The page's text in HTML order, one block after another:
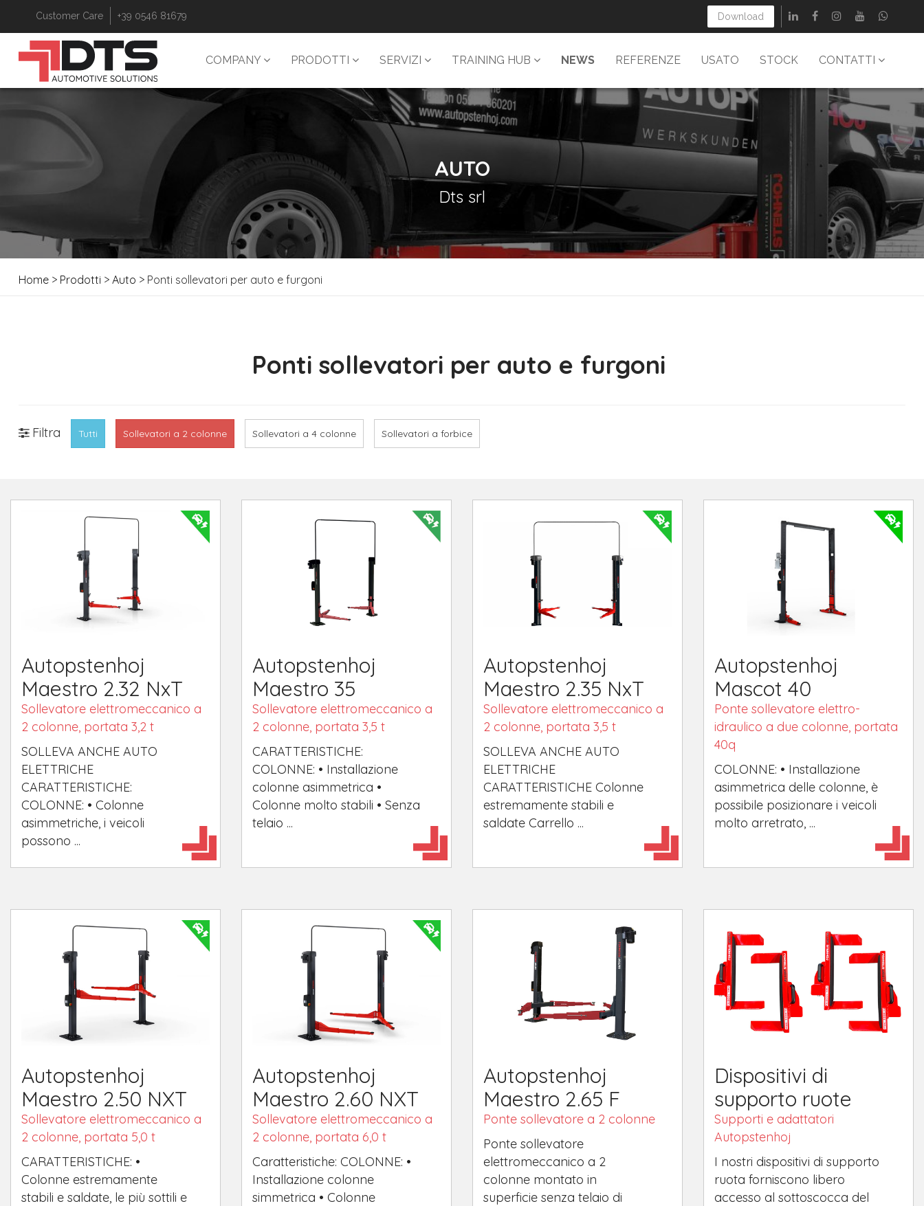
Customer Care +39 0546 81679 Download
COMPANY PRODOTTI SERVIZI TRAINING HUB NEWS REFERENZE USATO STOCK CONTATTI
AUTO
Dts srl
Home > Prodotti > Auto > Ponti sollevatori per auto e furgoni
Ponti sollevatori per auto e furgoni
Filtra Tutti Sollevatori a 2 colonne Sollevatori a 4 colonne Sollevatori a forbice
Autopstenhoj
Maestro 2.32 NxT
Sollevatore elettromeccanico a
2 colonne, portata 3,2 t
SOLLEVA ANCHE AUTO
ELETTRICHE
CARATTERISTICHE:
COLONNE: • Colonne
asimmetriche, i veicoli
possono ...
Autopstenhoj
Maestro 35
Sollevatore elettromeccanico a
2 colonne, portata 3,5 t
CARATTERISTICHE:
COLONNE: • Installazione
colonne asimmetrica •
Colonne molto stabili • Senza
telaio ...
Autopstenhoj
Maestro 2.35 NxT
Sollevatore elettromeccanico a
2 colonne, portata 3,5 t
SOLLEVA ANCHE AUTO
ELETTRICHE
CARATTERISTICHE Colonne
estremamente stabili e
saldate Carrello ...
Autopstenhoj
Mascot 40
Ponte sollevatore elettro-
idraulico a due colonne, portata
40q
COLONNE: • Installazione
asimmetrica delle colonne, è
possibile posizionare i veicoli
molto arretrato, ...
Autopstenhoj
Maestro 2.50 NXT
Sollevatore elettromeccanico a
2 colonne, portata 5,0 t
CARATTERISTICHE: •
Colonne estremamente
stabili e saldate, le più sottili e
Autopstenhoj
Maestro 2.60 NXT
Sollevatore elettromeccanico a
2 colonne, portata 6,0 t
Caratteristiche: COLONNE: •
Installazione colonne
simmetrica • Colonne
Autopstenhoj
Maestro 2.65 F
Ponte sollevatore a 2 colonne
Ponte sollevatore
elettromeccanico a 2
colonne montato in
superficie senza telaio di
Dispositivi di
supporto ruote
Supporti e adattatori
Autopstenhoj
I nostri dispositivi di supporto
ruota forniscono libero
accesso al sottoscocca del